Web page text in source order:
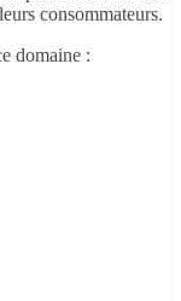
consommateurs.
domaine :